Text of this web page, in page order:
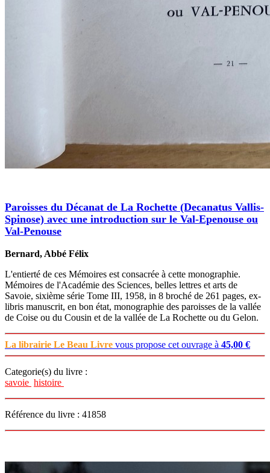
Paroisses du Décanat de La Rochette (Decanatus Vallis-
Spinose) avec une introduction sur le Val-Epenouse ou
Val-Penouse
Bernard, Abbé Félix
L'entierté de ces Mémoires est consacrée à cette monographie.
Mémoires de l'Académie des Sciences, belles lettres et arts de
Savoie, sixième série Tome III, 1958, in 8 broché de 261 pages, ex-
libris manuscrit, en bon état, monographie des paroisses de la vallée
de Coise ou du Cousin et de la vallée de La Rochette ou du Gelon.
La librairie Le Beau Livre vous propose cet ouvrage à 45,00 €
Categorie(s) du livre :
savoie histoire
Référence du livre : 41858